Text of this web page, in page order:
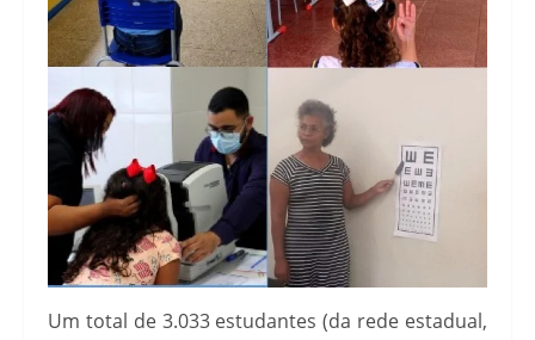
Um total de 3.033 estudantes (da rede estadual,